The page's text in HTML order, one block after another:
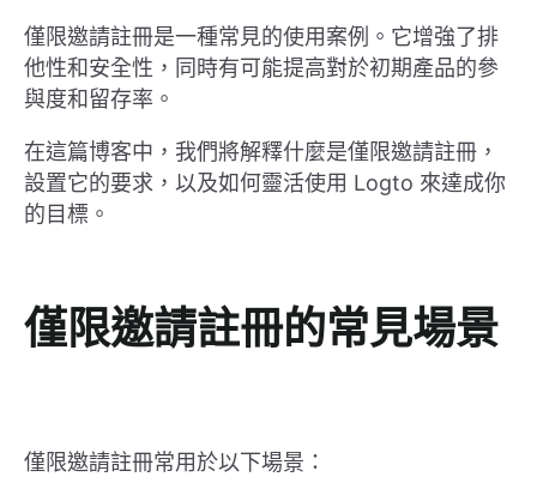
僅限邀請註冊是一種常見的使用案例。它增強了排
他性和安全性，同時有可能提高對於初期產品的參
與度和留存率。
在這篇博客中，我們將解釋什麼是僅限邀請註冊，
設置它的要求，以及如何靈活使用 Logto 來達成你
的目標。
僅限邀請註冊的常見場景
僅限邀請註冊常用於以下場景：